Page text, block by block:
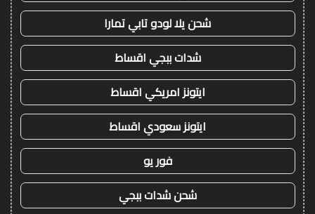
شحن يلا لودو تابي تمارا
شدات ببجي اقساط
ايتونز امريكي اقساط
ايتونز سعودي اقساط
فور يو
شحن شدات ببجي